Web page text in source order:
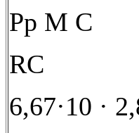
Рp M C
RC
6,67·10 ·